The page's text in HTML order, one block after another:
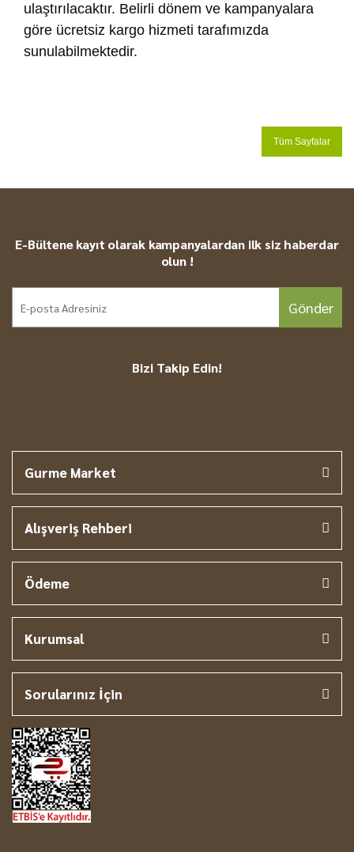
ulaştırılacaktır. Belirli dönem ve kampanyalara
göre ücretsiz kargo hizmeti tarafımızda
sunulabilmektedir.
Tüm Sayfalar
E-Bültene kayıt olarak kampanyalardan ilk siz haberdar
olun !
Gönder
Bizi Takip Edin!
Gurme Market
Alışveriş Rehberi
Ödeme
Kurumsal
Sorularınız İçin